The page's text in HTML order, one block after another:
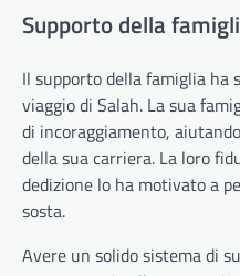
Supporto della
Il supporto della famiglia ha
viaggio di Salah. La sua
di incoraggiamento,
della sua carriera. La loro
dedizione lo ha motivato a
sosta.
Avere un solido sistema di